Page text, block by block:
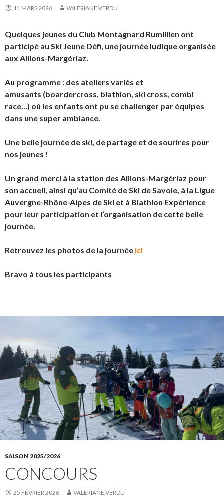
11 MARS 2026 VALERIANE.VERDU
Quelques jeunes du Club Montagnard Rumillien ont
participé au Ski Jeune Défi, une journée ludique organisée
aux Aillons-Margériaz.
Au programme : des ateliers variés et
amusants (boardercross, biathlon, ski cross, combi
race…) où les enfants ont pu se challenger par équipes
dans une super ambiance.
Une belle journée de ski, de partage et de sourires pour
nos jeunes !
Un grand merci à la station des Aillons-Margériaz pour
son accueil, ainsi qu’au Comité de Ski de Savoie, à la Ligue
Auvergne-Rhône-Alpes de Ski et à Biathlon Expérience
pour leur participation et l’organisation de cette belle
journée.
Retrouvez les photos de la journée ici
Bravo à tous les participants
SAISON 2025/2026
CONCOURS
25 FÉVRIER 2026 VALERIANE.VERDU